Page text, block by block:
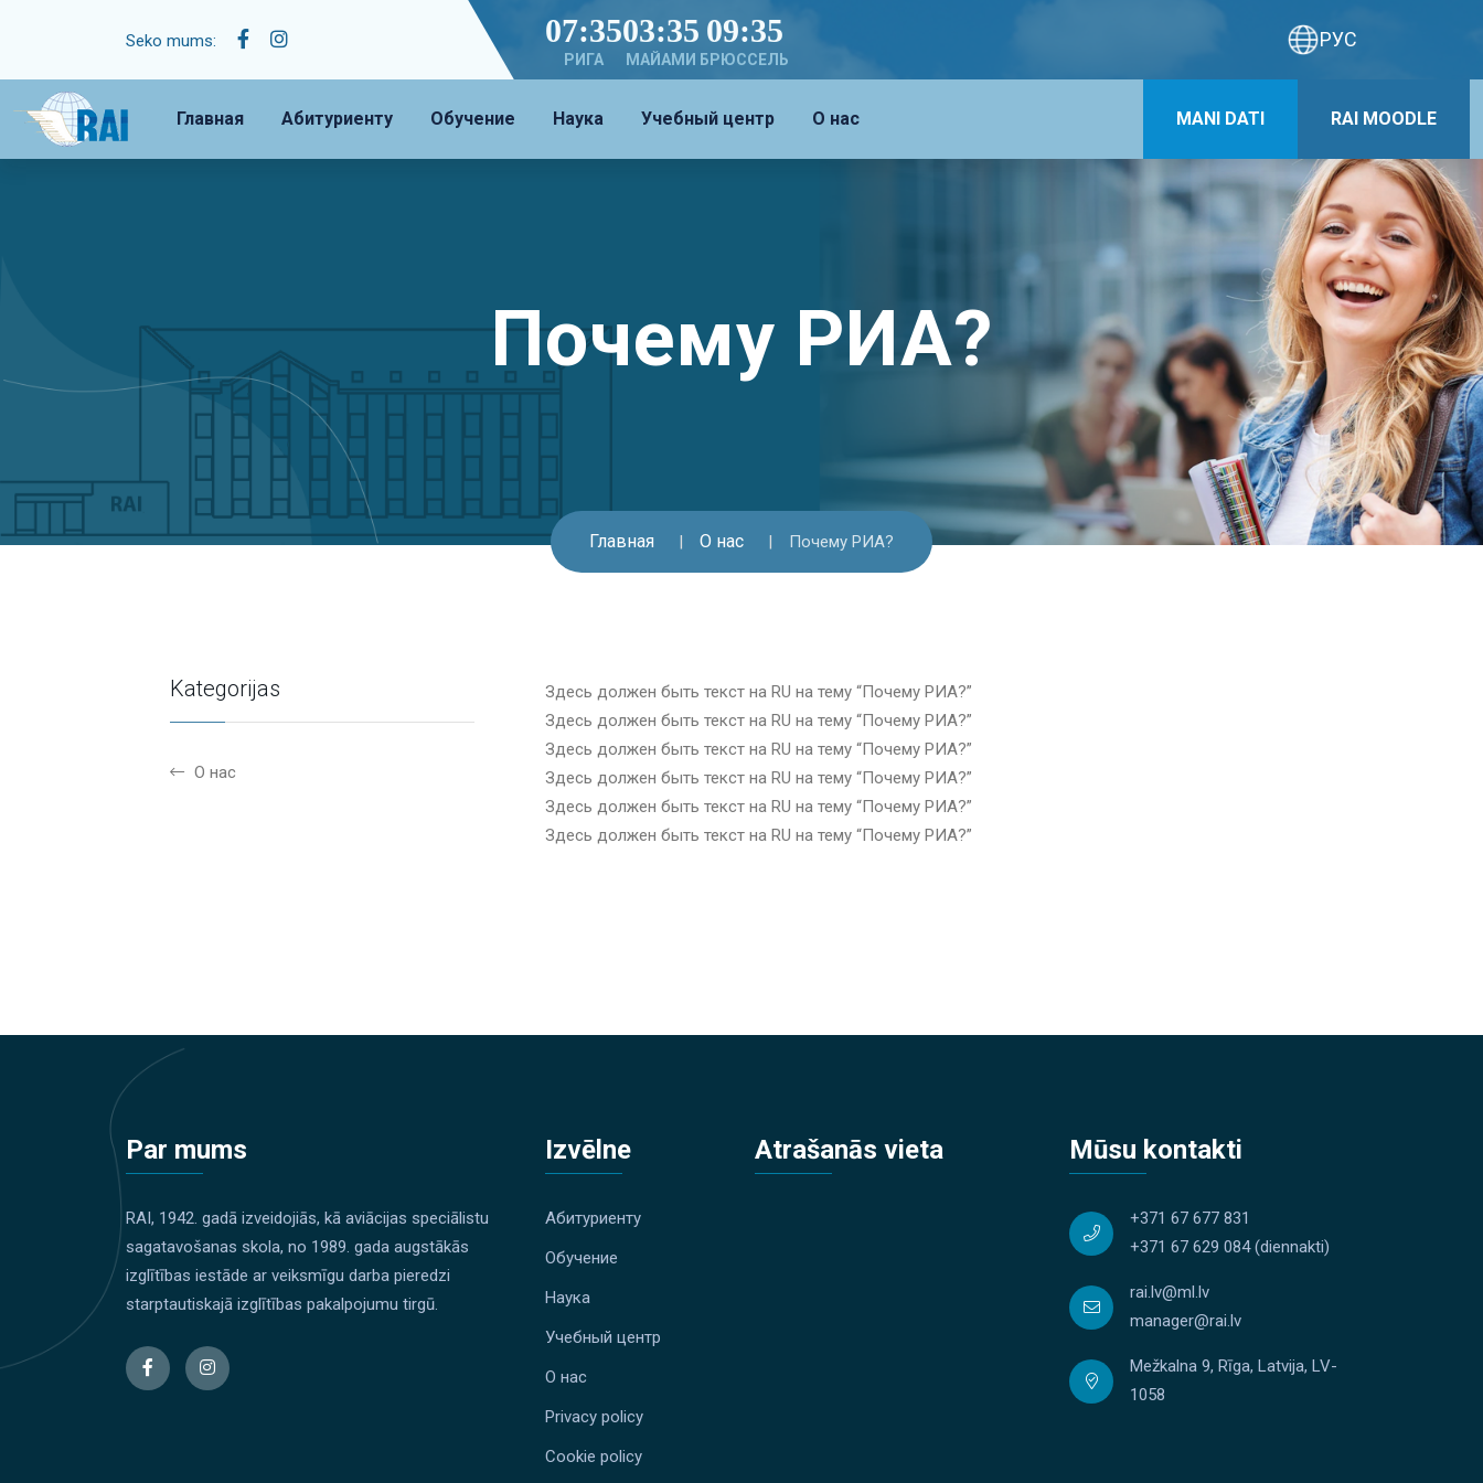
Seko mums: 07:35
РИГА
03:35
МАЙАМИ
09:35
БРЮССЕЛЬ
РУС
Главная Абитуриенту Обучение Наука Учебный центр О нас MANI DATI RAI MOODLE
Почему РИА?
Главная О нас Почему РИА?
Kategorijas
О нас
Здесь должен быть текст на RU на тему “Почему РИА?”
Здесь должен быть текст на RU на тему “Почему РИА?”
Здесь должен быть текст на RU на тему “Почему РИА?”
Здесь должен быть текст на RU на тему “Почему РИА?”
Здесь должен быть текст на RU на тему “Почему РИА?”
Здесь должен быть текст на RU на тему “Почему РИА?”
Par mums
RAI, 1942. gadā izveidojiās, kā aviācijas speciālistu
sagatavošanas skola, no 1989. gada augstākās
izglītības iestāde ar veiksmīgu darba pieredzi
starptautiskajā izglītības pakalpojumu tirgū.
Izvēlne
Абитуриенту
Обучение
Наука
Учебный центр
О нас
Privacy policy
Cookie policy
Atrašanās vieta Mūsu kontakti
+371 67 677 831
+371 67 629 084(diennakti)
rai.lv@ml.lv
manager@rai.lv
Mežkalna 9, Rīga, Latvija, LV-
1058